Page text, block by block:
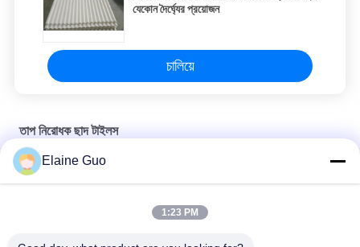
যেকোন দৈর্ঘ্যের প্রয়োজন
চালিয়ে
তাপ নিরোধক ছাদ টাইলস
কারখানার ক্ষার প্রতিরোধের জন্য পিভিসি ইউপিভিসি প্রলিপ্ত ঢেউতোলা ছাদ শীট
Elaine Guo
1:23 PM